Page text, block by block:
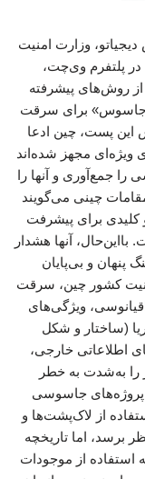
وزارت امنیت
در پلتفرم وی‌چت،
از روش‌های پیشرفته
جاسوس» برای سرقت
این پست، چین ادعا
ویژه‌ای مجهز شده‌اند
جمع‌آوری و آنها را
چینی می‌گویند
کلیدی برای پیشرفت
آنها هشدار
پنهان و بی‌پایان
کشور چین، سرقت
ویژگی‌های
(ساختار و شکل
اطلاعاتی خارجی،
را به‌شدت به خطر
پروژه‌های جاسوسی
از لاک‌پشت‌ها و
اما تاریخچه
از موجودات